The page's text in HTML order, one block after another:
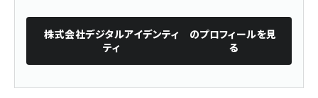
株式会社デジタルアイデンティ
ティ
のプロフィールを見
る